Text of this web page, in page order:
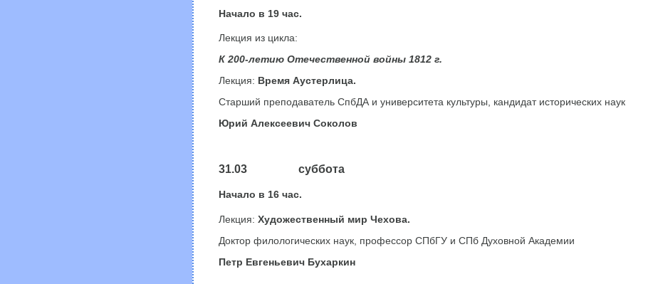
Начало в 19 час.
Лекция из цикла:
К 200-летию Отечественной войны 1812 г.
Лекция: Время Аустерлица.
Старший преподаватель СпбДА и университета культуры, кандидат исторических наук
Юрий Алексеевич Соколов
31.03 суббота
Начало в 16 час.
Лекция: Художественный мир Чехова.
Доктор филологических наук, профессор СПбГУ и СПб Духовной Академии
Петр Евгеньевич Бухаркин